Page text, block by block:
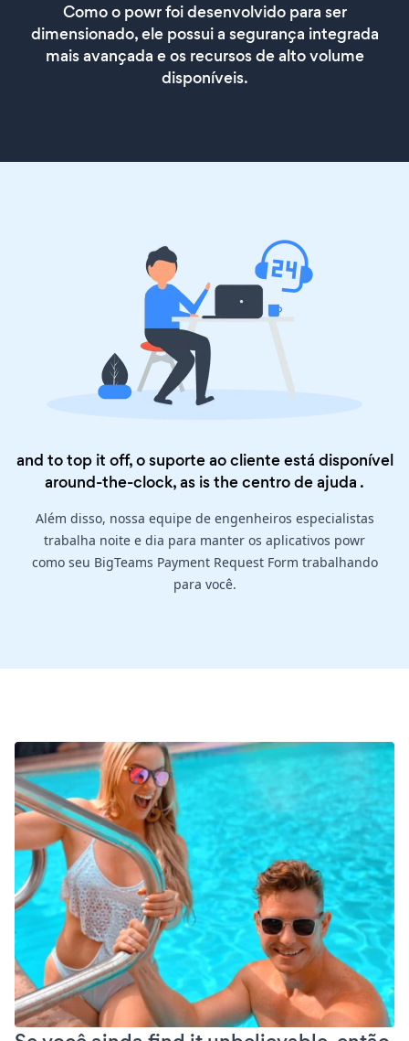
Como o powr foi desenvolvido para ser
dimensionado, ele possui a segurança integrada
mais avançada e os recursos de alto volume
disponíveis.
and to top it off, o suporte ao cliente está disponível
around-the-clock, as is thecentro de ajuda .
Além disso, nossa equipe de engenheiros especialistas
trabalha noite e dia para manter os aplicativos powr
como seu BigTeams Payment Request Form trabalhando
para você.